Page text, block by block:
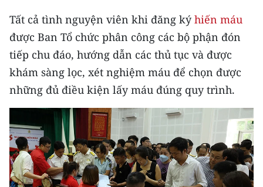
Media Thể thao
Media Giáo dục
Media Y tế
Media Khoa học - Công nghệ
Media Môi trường
Ảnh
Infographic
Tất cả tình nguyện viên khi đăng kýhiến máu
được Ban Tổ chức phân công các bộ phận đón
tiếp chu đáo, hướng dẫn các thủ tục và được
khám sàng lọc, xét nghiệm máu để chọn được
những đủ điều kiện lấy máu đúng quy trình.